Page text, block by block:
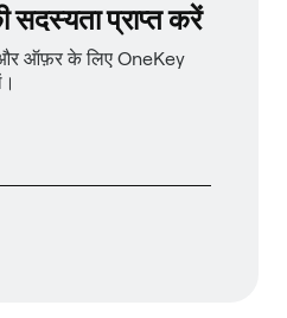
सदस्यता प्राप्त करें
और ऑफ़र के लिए OneKey